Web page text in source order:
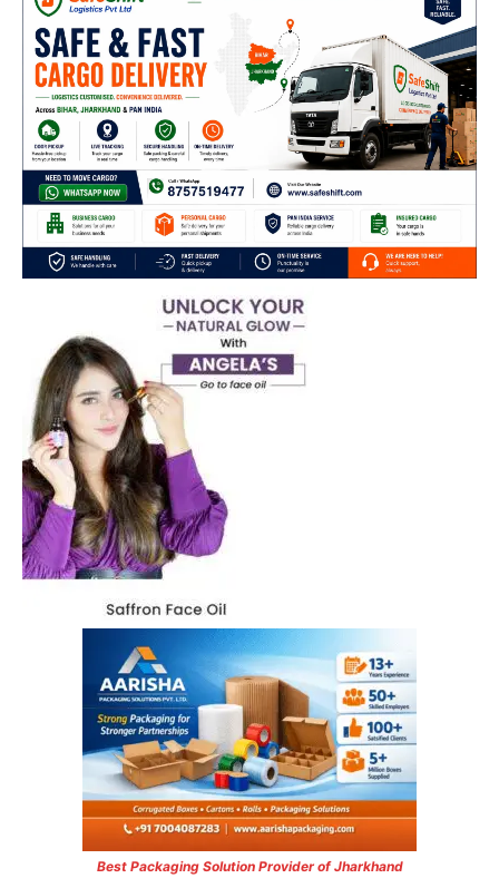
Best Packaging Solution Provider of Jharkhand